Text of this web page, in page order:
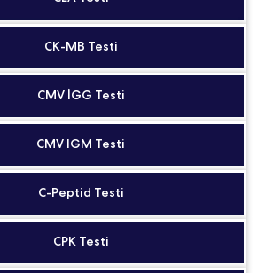
CK-MB Testi
CMV İGG Testi
CMV IGM Testi
C-Peptid Testi
CPK Testi